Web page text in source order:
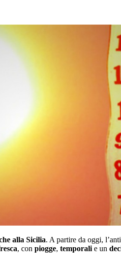
alla Sicilia. A partire da oggi,
, con piogge, temporali e un